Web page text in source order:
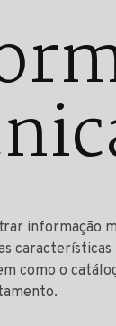
informação
características
como o